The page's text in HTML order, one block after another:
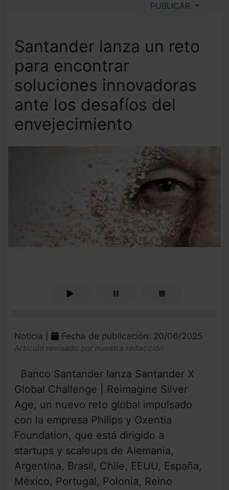
PUBLICAR
Santander lanza un reto
para encontrar
soluciones innovadoras
ante los desafíos del
envejecimiento
Noticia | Fecha de publicación: 20/06/2025
Artículo revisado por nuestra redacción
Banco Santander lanza Santander X
Global Challenge | Reimagine Silver
Age, un nuevo reto global impulsado
con la empresa Philips y Oxentia
Foundation, que está dirigido a
startups y scaleups de Alemania,
Argentina, Brasil, Chile, EEUU, España,
México, Portugal, Polonia, Reino